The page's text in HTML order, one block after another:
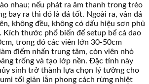
nhau; nếu phát ra âm thanh trong trẻo
bay ra thì đó là đá tốt. Ngoài ra, vân đá
không đều, không có dấu hiệu sơn phủ
Kích thước phổ biến để setup bể cá dao
trong đó các viên lớn 30-50cm
điểm nhấn trung tâm, còn viên nhỏ
trống và tạo lớp nền. Đặc tính này
sinh trở thành lựa chọn lý tưởng cho
tối giản lẫn phong cách rừng nhiệt